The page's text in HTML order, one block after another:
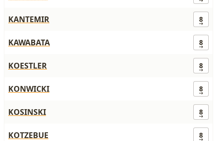
KANTEMIR 8
KAWABATA 8
KOESTLER 8
KONWICKI 8
KOSINSKI 8
KOTZEBUE 8